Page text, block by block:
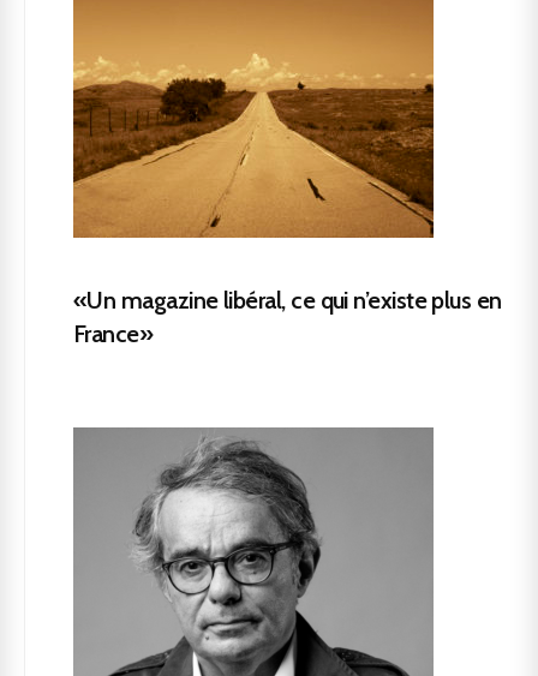
«Un magazine libéral, ce qui n’existe plus en
France»